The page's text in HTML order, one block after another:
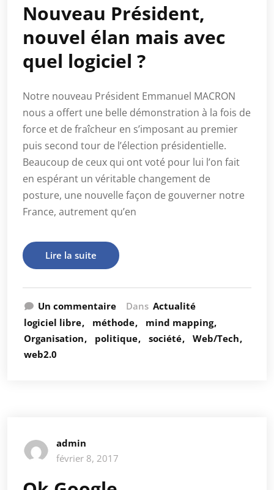
Nouveau Président,
nouvel élan mais avec
quel logiciel ?
Notre nouveau Président Emmanuel MACRON
nous a offert une belle démonstration à la fois de
force et de fraîcheur en s’imposant au premier
puis second tour de l’élection présidentielle.
Beaucoup de ceux qui ont voté pour lui l’on fait
en espérant un véritable changement de
posture, une nouvelle façon de gouverner notre
France, autrement qu’en
Lire la suite
Un commentaire Dans Actualité
logiciel libre
méthode
mind mapping
Organisation
politique société
Web/Tech
web2.0
admin
février 8, 2017